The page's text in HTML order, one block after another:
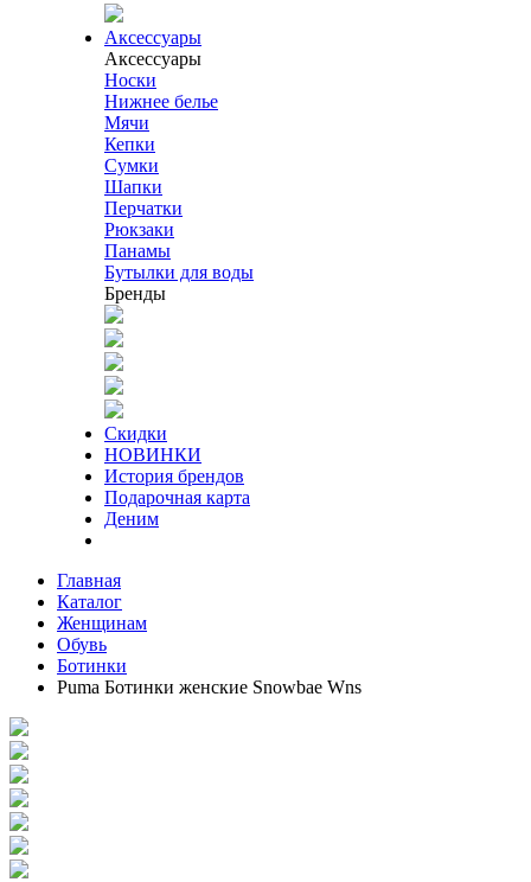
Аксессуары
Аксессуары
Носки
Нижнее белье
Мячи
Кепки
Сумки
Шапки
Перчатки
Рюкзаки
Панамы
Бутылки для воды
Бренды
Скидки
НОВИНКИ
История брендов
Подарочная карта
Деним
Главная
Каталог
Женщинам
Обувь
Ботинки
Puma Ботинки женские Snowbae Wns